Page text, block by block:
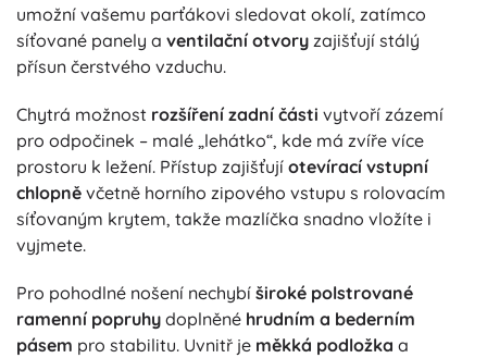
umožní vašemu parťákovi sledovat okolí, zatímco
síťované panely a ventilační otvory zajišťují stálý
přísun čerstvého vzduchu.
Chytrá možnost rozšíření zadní části vytvoří zázemí
pro odpočinek – malé „lehátko“, kde má zvíře více
prostoru k ležení. Přístup zajišťují otevírací vstupní
chlopně včetně horního zipového vstupu s rolovacím
síťovaným krytem, takže mazlíčka snadno vložíte i
vyjmete.
Pro pohodlné nošení nechybí široké polstrované
ramenní popruhy doplněné hrudním a bederním
pásem pro stabilitu. Uvnitř je měkká podložka a